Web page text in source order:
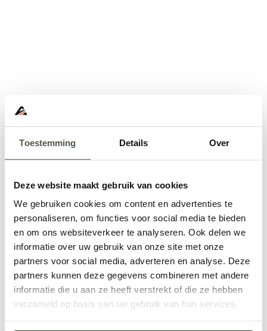
Toestemming Details Over
Deze website maakt gebruik van cookies
We gebruiken cookies om content en advertenties te
personaliseren, om functies voor social media te bieden
en om ons websiteverkeer te analyseren. Ook delen we
informatie over uw gebruik van onze site met onze
partners voor social media, adverteren en analyse. Deze
partners kunnen deze gegevens combineren met andere
informatie die u aan ze heeft verstrekt of die ze hebben
verzameld op basis van uw gebruik van hun services.
Application error: a client-side exception has occurred while
loadingwww.abd.nl(see the browser consolefor more
information).